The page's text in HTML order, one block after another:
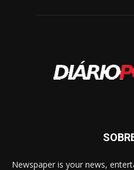
Newspaper is your news,